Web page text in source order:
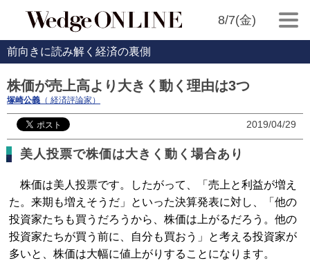
8/7(金)
前向きに読み解く経済の裏側
株価が売上高より大きく動く理由は3つ
塚崎公義 （ 経済評論家）
2019/04/29
美人投票で株価は大きく動く場合あり
株価は美人投票です。したがって、「売上と利益が増え
た。来期も増えそうだ」といった決算発表に対し、「他の
投資家たちも買うだろうから、株価は上がるだろう。他の
投資家たちが買う前に、自分も買おう」と考える投資家が
多いと、株価は大幅に値上がりすることになります。